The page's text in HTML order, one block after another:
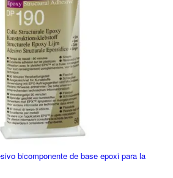
bicomponente de base epoxi para la